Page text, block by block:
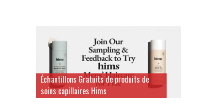
Échantillons Gratuits de produits de
soins capillaires Hims